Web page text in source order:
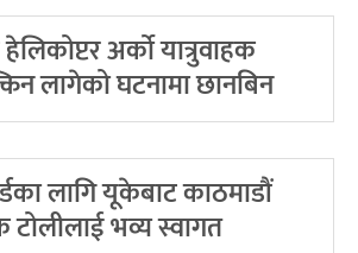
अर्को यात्रुवाहक
लागेको घटनामा छानबिन
लागि यूकेबाट काठमाडौं
भव्य स्वागत